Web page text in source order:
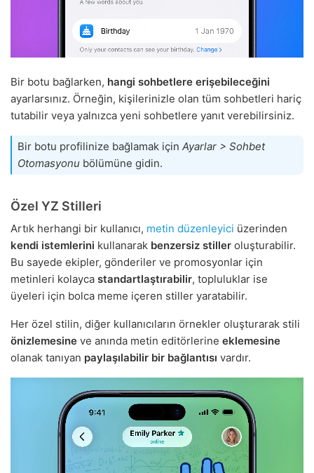
Bir botu bağlarken, hangi sohbetlere erişebileceğini
ayarlarsınız. Örneğin, kişilerinizle olan tüm sohbetleri hariç
tutabilir veya yalnızca yeni sohbetlere yanıt verebilirsiniz.
Bir botu profilinize bağlamak için Ayarlar > Sohbet
Otomasyonu bölümüne gidin.
Özel YZ Stilleri
Artık herhangi bir kullanıcı, metin düzenleyici üzerinden
kendi istemlerini kullanarak benzersiz stiller oluşturabilir.
Bu sayede ekipler, gönderiler ve promosyonlar için
metinleri kolayca standartlaştırabilir, topluluklar ise
üyeleri için bolca meme içeren stiller yaratabilir.
Her özel stilin, diğer kullanıcıların örnekler oluşturarak stili
önizlemesine ve anında metin editörlerine eklemesine
olanak tanıyan paylaşılabilir bir bağlantısı vardır.